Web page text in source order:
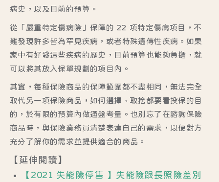
病史，以及目前的預算。
從「嚴重特定傷病險」保障的 22 項特定傷病項目，不
難發現許多皆為罕見疾病，或者特殊遺傳性疾病。如果
家中有好發這些疾病的歷史，目前預算也能夠負擔，就
可以將其放入保單規劃的項目內。
其實，每種保險商品的保障範圍都不盡相同，無法完全
取代另一項保險商品，如何選擇、取捨都要看投保的目
的，於有限的預算內做通盤考量。也別忘了在諮詢保險
商品時，與保險業務員清楚表達自己的需求，以便對方
充分了解你的需求並提供適合的商品。
【延伸閱讀】
【2021 失能險停售 】失能險跟長照險差別